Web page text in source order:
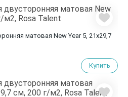
матовая New Year 5, 21х29,7
Купить